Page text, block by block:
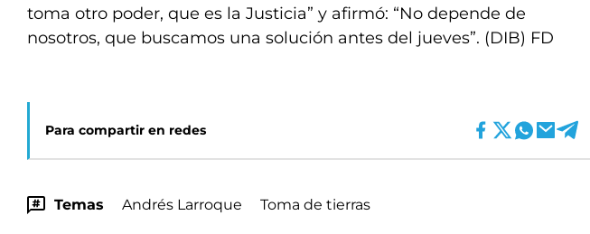
toma otro poder, que es la Justicia” y afirmó: “No depende de
nosotros, que buscamos una solución antes del jueves”. (DIB) FD
Para compartir en redes
Temas Andrés Larroque Toma de tierras